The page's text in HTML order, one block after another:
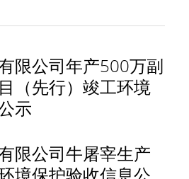
限公司年产500万副
（先行）竣工环境
示
限公司牛屠宰生产